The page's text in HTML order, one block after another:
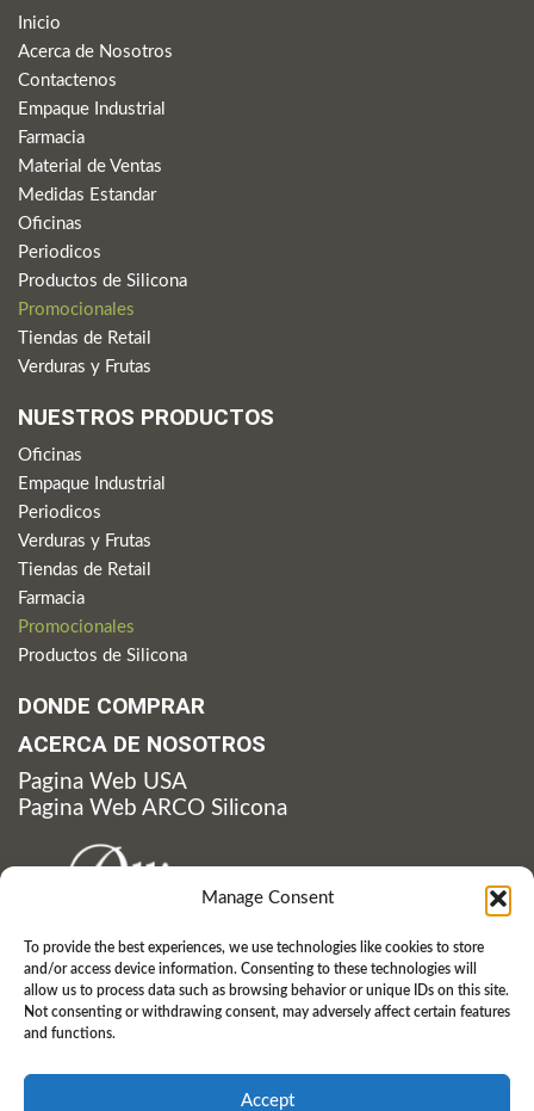
Manage Consent
To provide the best experiences, we use technologies like cookies to store
and/or access device information. Consenting to these technologies will
allow us to process data such as browsing behavior or unique IDs on this site.
Not consenting or withdrawing consent, may adversely affect certain features
and functions.
Accept
Inicio
Acerca de Nosotros
Contactenos
Empaque Industrial
Farmacia
Material de Ventas
Medidas Estandar
Oficinas
Periodicos
Productos de Silicona
Promocionales
Tiendas de Retail
Verduras y Frutas
NUESTROS PRODUCTOS
Oficinas
Empaque Industrial
Periodicos
Verduras y Frutas
Tiendas de Retail
Farmacia
Promocionales
Productos de Silicona
DONDE COMPRAR
ACERCA DE NOSOTROS
Pagina Web USA
Pagina Web ARCO Silicona
210 Carpenter Dam Road
Hot Springs, AR 71901 USA
P: 501.262.2700